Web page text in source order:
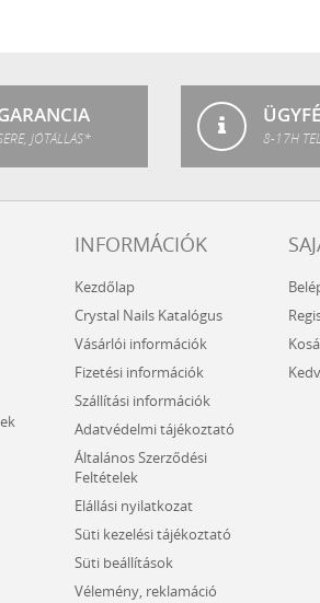
JÓTÁLLÁS* 8-17H
INFORMÁCIÓK
Kezdőlap
Crystal Nails Katalógus
Vásárlói információk
Fizetési információk
Szállítási információk
Adatvédelmi tájékoztató
Általános Szerződési
Feltételek
Elállási nyilatkozat
Süti kezelési tájékoztató
Süti beállítások
Vélemény, reklamáció